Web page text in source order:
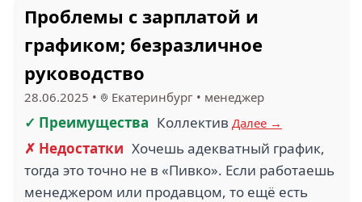
Проблемы с зарплатой и
графиком; безразличное
руководство
28.06.2025 • Екатеринбург • менеджер
✓ Преимущества Коллектив Далее →
✗ Недостатки Хочешь адекватный график,
тогда это точно не в «Пивко». Если работаешь
менеджером или продавцом, то ещё есть